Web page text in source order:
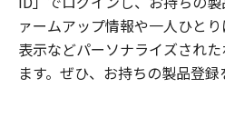
ァームアップ情報や一人ひと
表示などパーソナライズされ
ます。ぜひ、お持ちの製品登録